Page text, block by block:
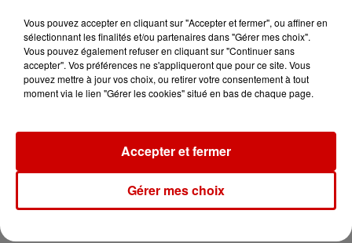
Vous pouvez accepter en cliquant sur "Accepter et fermer", ou affiner en
sélectionnant les finalités et/ou partenaires dans "Gérer mes choix".
Vous pouvez également refuser en cliquant sur "Continuer sans
accepter". Vos préférences ne s'appliqueront que pour ce site. Vous
pouvez mettre à jour vos choix, ou retirer votre consentement à tout
moment via le lien "Gérer les cookies" situé en bas de chaque page.
Gérer mes choix
Accepter et fermer